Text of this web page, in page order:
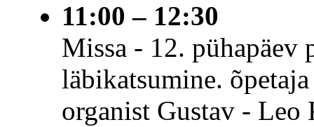
11:00 – 12:30
Missa - 12. pühapäev
läbikatsumine.
organist Gustav -